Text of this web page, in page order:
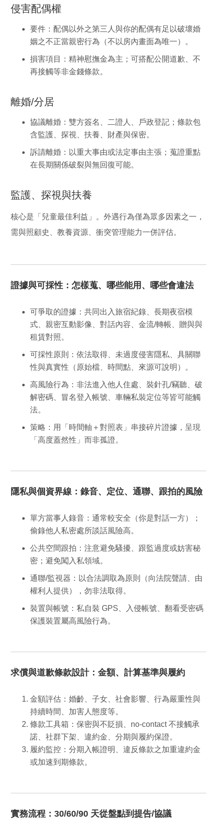
侵害配偶權
要件 ：配偶以外之第三人與你的配偶有足以破壞婚
姻之不正當親密行為（不以房內畫面為唯一）。
損害項目
：精神慰撫金為主；可搭配公開道歉、不
再接觸等非金錢條款。
離婚/分居
協議離婚 ：雙方簽名、二證人、戶政登記；條款包
含監護、探視、扶養、財產與保密。
訴請離婚 ：以重大事由或法定事由主張；蒐證重點
在長期關係破裂與無回復可能。
監護、探視與扶養
核心是「兒童最佳利益」。外遇行為僅為眾多因素之一，
需與照顧史、教養資源、衝突管理能力一併評估。
證據與可採性：怎樣蒐、哪些能用、哪些會違法
可爭取的證據 ：共同出入旅宿紀錄、長期夜宿模
式、親密互動影像、對話內容、金流/轉帳、贈與與
租賃對照。
可採性原則 ：依法取得、未過度侵害隱私、具關聯
性與真實性 （原始檔、時間點、來源可說明）。
高風險行為 ：非法進入他人住處、裝針孔/竊聽、破
解密碼、冒名登入帳號、車輛私裝定位等皆可能觸
法。
策略 ：用 「時間軸＋對照表」 串接碎片證據，呈現
「高度蓋然性」而非孤證。
隱私與個資界線：錄音、定位、通聯、跟拍的風險
單方當事人錄音 ：通常較安全（你是對話一方）；
偷錄他人私密處所談話風險高。
公共空間跟拍 ：注意避免騷擾、跟監過度或妨害秘
密；避免闖入私領域。
通聯/監視器 ：以合法調取為原則（向法院聲請、由
權利人提供），勿非法取得。
裝置與帳號 ：私自裝 GPS、入侵帳號、翻看受密碼
保護裝置屬高風險行為。
求償與道歉條款設計：金額、計算基準與履約
金額評估 ：婚齡、子女、社會影響、行為嚴重性與
持續時間、加害人態度等。
條款工具箱 ：保密與不貶損、 no-contact不接觸承
諾、社群下架、違約金、分期與履約保證。
履約監控 ：分期入帳證明、違反條款之加重違約金
或加速到期條款。
實務流程：30/60/90 天從盤點到提告/協議